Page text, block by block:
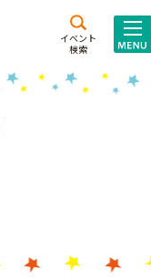
イベント
検索
施設･